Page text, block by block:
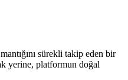
sürekli takip eden bir
yerine, platformun doğal